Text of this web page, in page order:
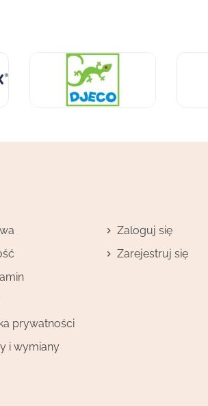
prywatności
i wymiany
Zaloguj się
Zarejestruj się